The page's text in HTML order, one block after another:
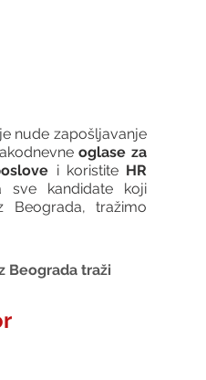
nude zapošljavanje
oglase za
i koristite HR
sve kandidate koji
Beograda, tražimo
Beograda traži